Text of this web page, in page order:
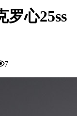
罗心25ss
7